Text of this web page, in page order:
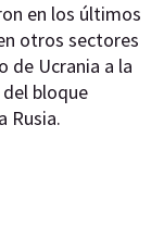
en los últimos
otros sectores
de Ucrania a la
bloque
Rusia.